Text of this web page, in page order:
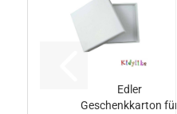
Edler
Geschenkkarton für